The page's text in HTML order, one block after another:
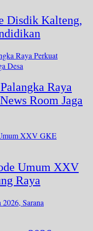
Disdik Kalteng,
Raya
Room Jaga
Umum XXV
Raya